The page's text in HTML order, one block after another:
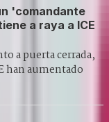
'comandante
a raya a ICE
a puerta cerrada,
han aumentado